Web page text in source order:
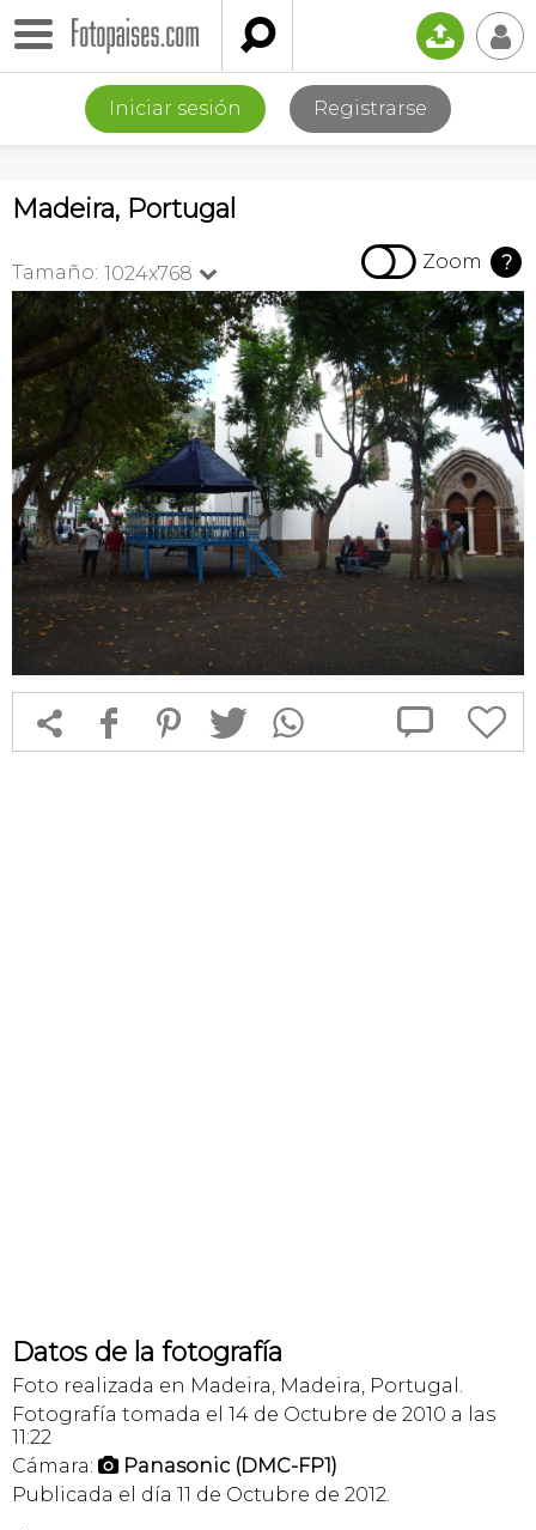
 📤 👤
Iniciar sesión Registrarse
Madeira, Portugal
Tamaño: 1024x768   Zoom ?
 f 1 T  
Datos de la fotografía
Foto realizada en Madeira, Madeira, Portugal.
Fotografía tomada el 14 de Octubre de 2010 a las
11:22
Cámara:  Panasonic (DMC-FP1)
Publicada el día 11 de Octubre de 2012.